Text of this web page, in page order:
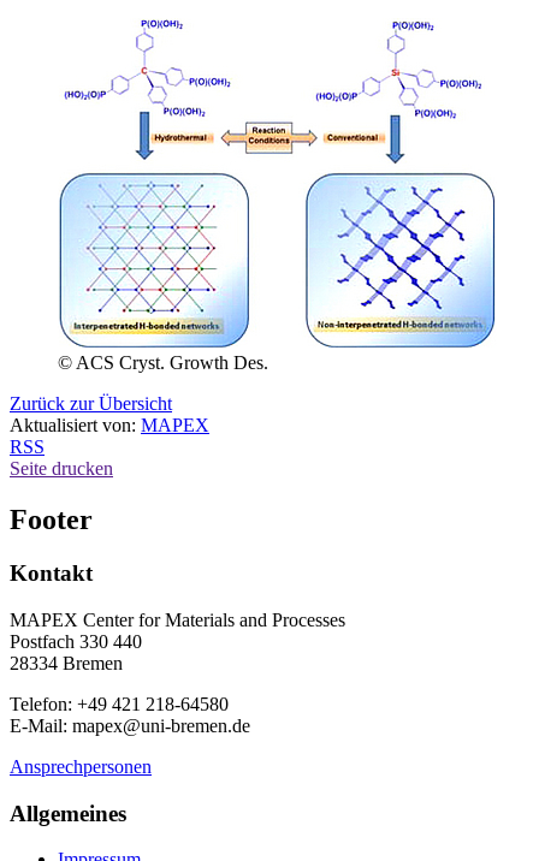
© ACS Cryst. Growth Des.
Zurück zur Übersicht
Aktualisiert von: MAPEX
RSS
Seite drucken
Footer
Kontakt
MAPEX Center for Materials and Processes
Postfach 330 440
28334 Bremen
Telefon: +49 421 218-64580
E-Mail: mapex@uni-bremen.de
Ansprechpersonen
Allgemeines